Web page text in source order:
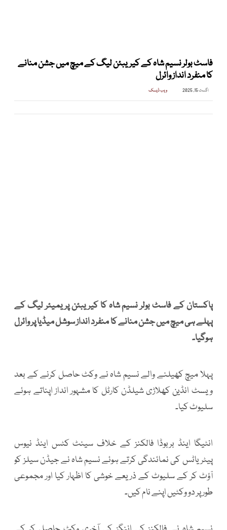
فاسٹ بولر نسیم شاہ کے کیریبئن لیگ کے میچ میں جشن منانے
کا منفرد انداز وائرل
اگست 15, 2025 ویب ڈیسک
پاکستان کے فاسٹ بولر نسیم شاہ کا کیریبئن پریمیئر لیگ کے
پہلے ہی میچ میں جشن منانے کا منفرد انداز سوشل میڈیا پر وائرل
ہوگیا۔
پہلا میچ کھیلنے والے نسیم شاہ نے وکٹ حاصل کرنے کے بعد
ویسٹ انڈین کھلاڑی شیلڈن کارٹل کا مشہور انداز اپناتے ہوئے
سلیوٹ کیا۔
انٹیگا اینڈ بربوڈا فالکنز کے خلاف سینٹ کٹس اینڈ نیوس
پیٹریاٹس کی نمائندگی کرتے ہوئے نسیم شاہ نے جیڈن سیلز کو
آؤٹ کر کے سلیوٹ کے ذریعے خوشی کا اظہار کیا اور مجموعی
طور پر دو وکٹیں اپنے نام کیں۔